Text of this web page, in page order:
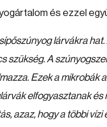
és ezzel
lárvákra
szükség. A
Ezek a mikrobák
elfogyasztanak
azaz, hogy a többi